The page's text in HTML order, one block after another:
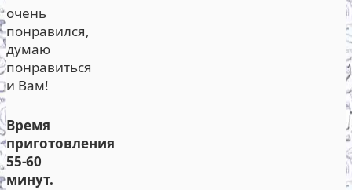
очень
понравился,
думаю
понравиться
и Вам!
Время
приготовления
55-60
минут.